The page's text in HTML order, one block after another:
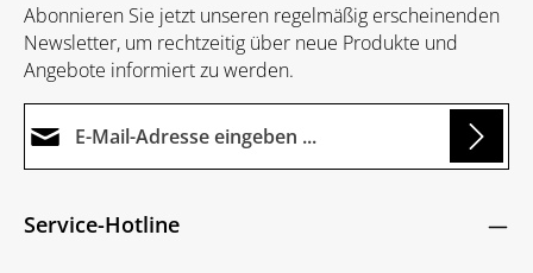
Abonnieren Sie jetzt unseren regelmäßig erscheinenden
Newsletter, um rechtzeitig über neue Produkte und
Angebote informiert zu werden.
Ich habe dieDatenschutzbestimmungen
Die mit einem Stern (*) markierten Felder sind
Service-Hotline